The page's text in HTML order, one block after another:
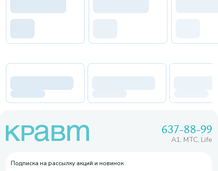
637-88-99
A1, МТС, Life
Подписка на рассылку акций и новинок